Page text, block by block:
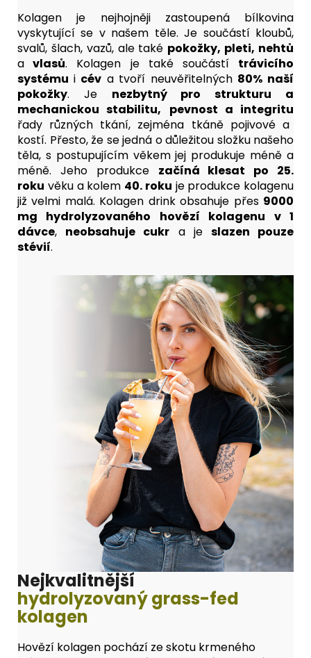
Kolagen je nejhojněji zastoupená bílkovina
vyskytující se v našem těle. Je součástí kloubů,
svalů, šlach, vazů, ale také pokožky, pleti, nehtů
a vlasů. Kolagen je také součástí trávicího
systému icéva tvoří neuvěřitelných 80% naší
pokožky. Je nezbytný pro strukturu a
mechanickou stabilitu,
pevnost a integritu
řady různých tkání, zejména tkáně pojivové a
kostí. Přesto, že se jedná o důležitou složku našeho
těla, s postupujícím věkem jej produkuje méně a
méně. Jeho produkce začíná klesat po 25.
roku věku a kolem 40. roku je produkce kolagenu
již velmi malá. Kolagen drink obsahuje přes 9000
mg hydrolyzovaného hovězí kolagenu v 1
dávce, neobsahuje cukr a je slazen pouze
stévií.
Nejkvalitnější
hydrolyzovaný grass-fed
kolagen
Hovězí kolagen pochází ze skotu krmeného